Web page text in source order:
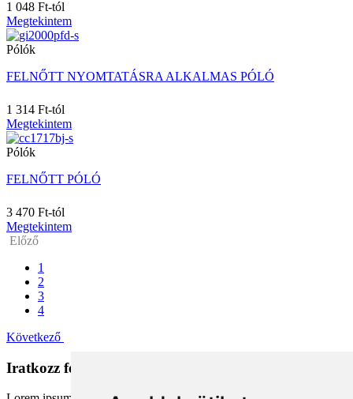
9/10
9/11
9/12
90X180
98/104
9M
INFANT
L/XL
M/L
M/XL
XS
XXS
1 048 Ft-tól
Megtekintem
Pólók
FELNŐTT NYOMTATÁSRA ALKALMAS PÓLÓ
1 314 Ft-tól
Megtekintem
Pólók
FELNŐTT PÓLÓ
3 470 Ft-tól
Megtekintem
Előző
1
2
3
4
Következő
Iratkozz fel a hírlevélre